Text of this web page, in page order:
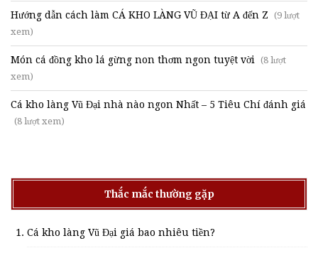
Hướng dẫn cách làm CÁ KHO LÀNG VŨ ĐẠI từ A đến Z (9 lượt
xem)
Món cá đồng kho lá gừng non thơm ngon tuyệt vời (8 lượt
xem)
Cá kho làng Vũ Đại nhà nào ngon Nhất – 5 Tiêu Chí đánh giá
(8 lượt xem)
Thắc mắc thường gặp
Cá kho làng Vũ Đại giá bao nhiêu tiền?